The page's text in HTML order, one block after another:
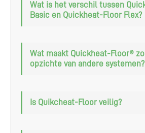
Wat is het verschil tussen
Basic en Quickheat-Floor Flex?
Wat maakt Quickheat-Floor®
opzichte van andere systemen?
Is Quikcheat-Floor veilig?